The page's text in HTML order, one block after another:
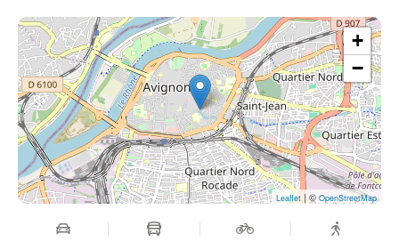
+
−
Leaflet| © OpenStreetMap